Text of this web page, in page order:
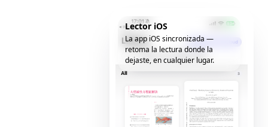
Lector iOS
La app iOS sincronizada —
retoma la lectura donde la
dejaste, en cualquier lugar.